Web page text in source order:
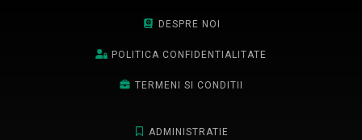
DESPRE NOI
POLITICA CONFIDENTIALITATE
TERMENI SI CONDITII
ADMINISTRATIE